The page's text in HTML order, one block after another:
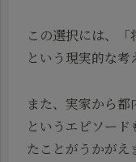
この選択には、「
という現実的な考
また、実家から
というエピソー
たことがうかがえ